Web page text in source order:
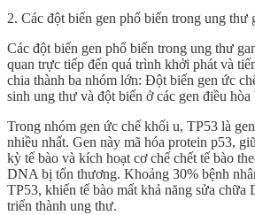
2. Các đột biến gen phổ biến trong ung thư
Các đột biến gen phổ biến trong ung thư
quan trực tiếp đến quá trình khởi phát và
chia thành ba nhóm lớn: Đột biến gen ức
sinh ung thư và đột biến ở các gen điều hòa
Trong nhóm gen ức chế khối u, TP53 là
nhiều nhất. Gen này mã hóa protein p53,
kỳ tế bào và kích hoạt cơ chế chết tế bào
DNA bị tổn thương. Khoảng 30% bệnh
TP53, khiến tế bào mất khả năng sửa chữa
triển thành ung thư.